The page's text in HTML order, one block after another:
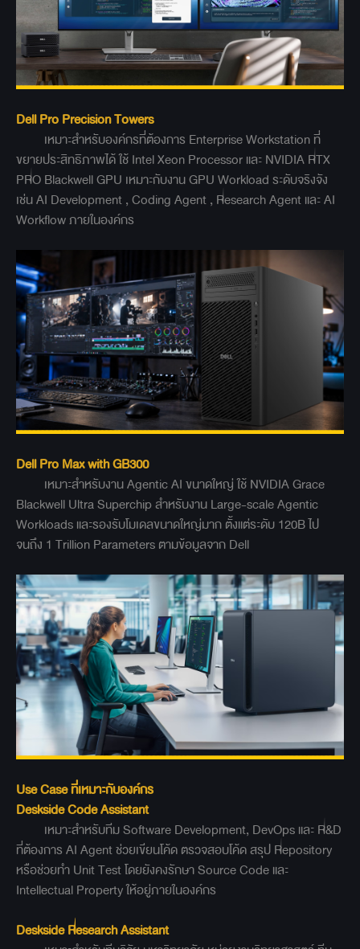
Dell Pro Precision Towers
เหมาะสำหรับองค์กรที่ต้องการ Enterprise Workstation ที่
ขยายประสิทธิภาพได้ ใช้ Intel Xeon Processor และ NVIDIA RTX
PRO Blackwell GPU เหมาะกับงาน GPU Workload ระดับจริงจัง
เช่น AI Development , Coding Agent , Research Agent และ AI
Workflow ภายในองค์กร
Dell Pro Max with GB300
เหมาะสำหรับงาน Agentic AI ขนาดใหญ่ ใช้ NVIDIA Grace
Blackwell Ultra Superchip สำหรับงาน Large-scale Agentic
Workloads และรองรับโมเดลขนาดใหญ่มาก ตั้งแต่ระดับ 120B ไป
จนถึง 1 Trillion Parameters ตามข้อมูลจาก Dell
Use Case ที่เหมาะกับองค์กร
Deskside Code Assistant
เหมาะสำหรับทีม Software Development, DevOps และ R&D
ที่ต้องการ AI Agent ช่วยเขียนโค้ด ตรวจสอบโค้ด สรุป Repository
หรือช่วยทำ Unit Test โดยยังคงรักษา Source Code และ
Intellectual Property ให้อยู่ภายในองค์กร
Deskside Research Assistant